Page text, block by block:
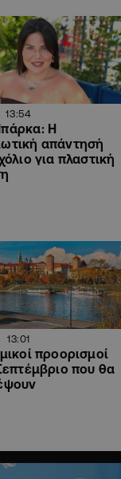
13:54
Η
απάντησή
για πλαστική
13:01
προορισμοί
που θα